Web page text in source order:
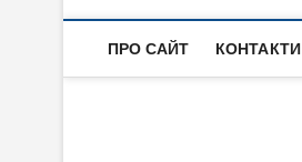
ПРО САЙТ КОНТАКТИ